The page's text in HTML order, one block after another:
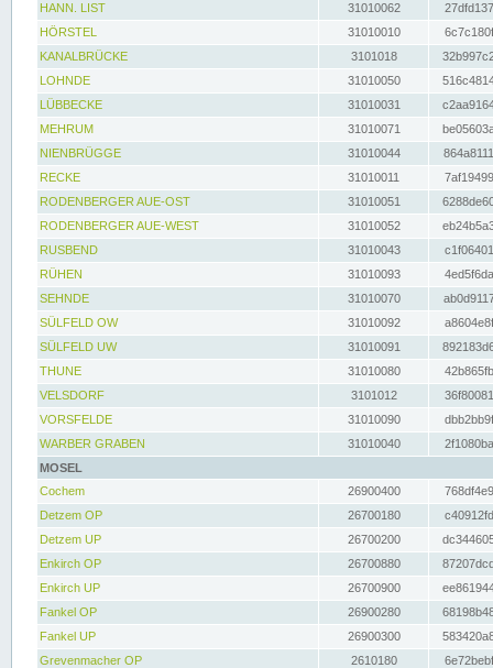
HANN. LIST
31010062
HÖRSTEL
31010010
KANALBRÜCKE
3101018
LOHNDE
31010050
LÜBBECKE
31010031
MEHRUM
31010071
NIENBRÜGGE
31010044
RECKE
31010011
RODENBERGER AUE-OST
31010051
RODENBERGER AUE-WEST
31010052
RUSBEND
31010043
RÜHEN
31010093
SEHNDE
31010070
SÜLFELD OW
31010092
SÜLFELD UW
31010091
THUNE
31010080
VELSDORF
3101012
VORSFELDE
31010090
WARBER GRABEN
31010040
MOSEL
Cochem
26900400
Detzem OP
26700180
Detzem UP
26700200
Enkirch OP
26700880
Enkirch UP
26700900
Fankel OP
26900280
Fankel UP
26900300
Grevenmacher OP
2610180